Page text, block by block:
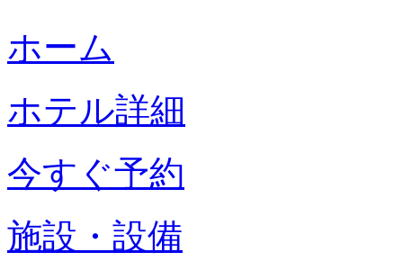
ホーム
ホテル詳細
今すぐ予約
施設・設備